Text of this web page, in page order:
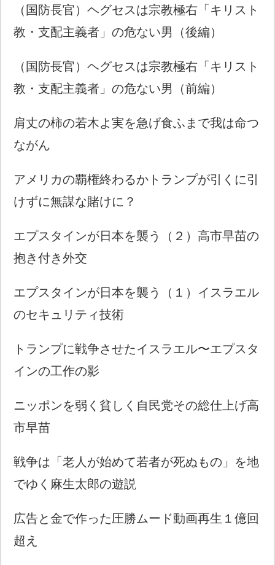
（国防長官）ヘグセスは宗教極右「キリスト
教・支配主義者」の危ない男（後編）
（国防長官）ヘグセスは宗教極右「キリスト
教・支配主義者」の危ない男（前編）
肩丈の柿の若木よ実を急げ食ふまで我は命つ
ながん
アメリカの覇権終わるかトランプが引くに引
けずに無謀な賭けに？
エプスタインが日本を襲う（２）高市早苗の
抱き付き外交
エプスタインが日本を襲う（１）イスラエル
のセキュリティ技術
トランプに戦争させたイスラエル〜エプスタ
インの工作の影
ニッポンを弱く貧しく自民党その総仕上げ高
市早苗
戦争は「老人が始めて若者が死ぬもの」を地
でゆく麻生太郎の遊説
広告と金で作った圧勝ムード動画再生１億回
超え